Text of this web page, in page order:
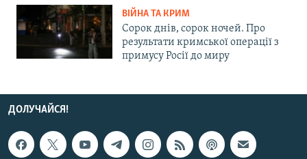
ВІЙНА ТА КРИМ
Сорок днів, сорок ночей. Про
результати кримської операції з
примусу Росії до миру
ДОЛУЧАЙСЯ!